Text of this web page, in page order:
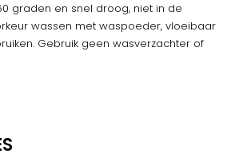
graden en snel droog, niet in de
wassen met waspoeder, vloeibaar
Gebruik geen wasverzachter of